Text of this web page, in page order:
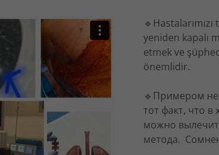
yeniden kapalı
etmek ve
önemlidir.
🔹Примером
тот факт, что
можно
метода.